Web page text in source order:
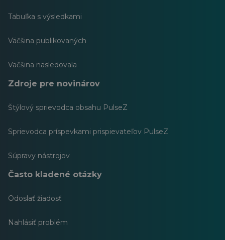
Tabuľka s výsledkami
Väčšina publikovaných
Väčšina nasledovala
Zdroje pre novinárov
Štýlový sprievodca obsahu PulseZ
Sprievodca príspevkami prispievateľov PulseZ
Súpravy nástrojov
Často kladené otázky
Odoslať žiadosť
Nahlásiť problém